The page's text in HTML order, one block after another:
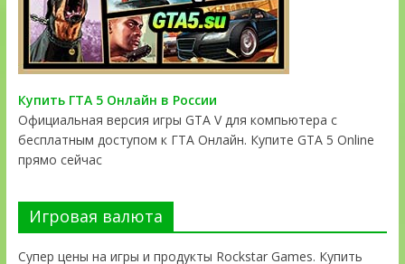
Купить ГТА 5 Онлайн в России
Официальная версия игры GTA V для компьютера с
бесплатным доступом к ГТА Онлайн. Купите GTA 5 Online
прямо сейчас
Игровая валюта
Супер цены на игры и продукты Rockstar Games. Купить